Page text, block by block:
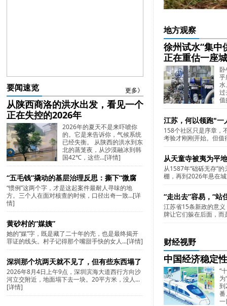
要闻速览 更多》
从陕西商洛的洪水出发，看见一个
正在失控的2026年
2026年的夏天不是来吓唬你
的。它是来告诉你，气候系统
已经失衡。 从陕西的洪水到东
北的蒸笼夜，从沙漠融冰到韩
国42℃，这些...[详情]
“五毛钱”撬动的基层治理反思：撕下“微腐
败”的“惯例”遮羞布
“惯例”这两个字，才是这起案件最耐人寻味的地
方。三个人在面对核查的时候，口径出奇一致...[详
情]
黄砂村的“媒姨”
她的“媒”字，既是藏了二十年的壳，也是最终揭开
罪证的线头。村子记得那个嘴甜手快的女人...[详情]
深圳那个坑两天就不见了，但有些东西塌了
就没那么容易修
2026年8月4日上午9点，深圳滨海大道西行方向沙
河立交附近，地面塌下去一块。20平方米，没人...
[详情]
地方观察
徐州试水“集
正在重估一座
水
值
江苏，何以领跑"一
158个社区只是序章，
考验才刚刚开始。但值
从天童寺被夷为平
风四百年时空对话
从1587年“础砾无存”
棚，再到2026年悬在
“走出去”容易，“站
专利客场
江苏省15条新政的意
牌让它们躲在后面，
财经视野
中国经济稳定
“
到
番
一